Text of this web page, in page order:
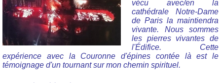
vécu avec/en la
cathédrale Notre-Dame
de Paris la maintiendra
vivante. Nous sommes
les pierres vivantes de
l'Édifice. Cette
expérience avec la Couronne d'épines contée là est le
témoignage d'un tournant sur mon chemin spirituel.